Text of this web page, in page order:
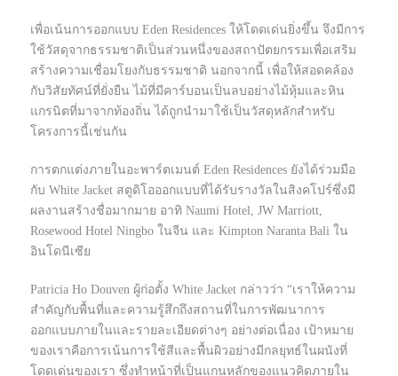
เพื่อเน้นการออกแบบ Eden Residences ให้โดดเด่นยิ่งขึ้น จึงมีการ
ใช้วัสดุจากธรรมชาติเป็นส่วนหนึ่งของสถาปัตยกรรมเพื่อเสริม
สร้างความเชื่อมโยงกับธรรมชาติ นอกจากนี้ เพื่อให้สอดคล้อง
กับวิสัยทัศน์ที่ยั่งยืน ไม้ที่มีคาร์บอนเป็นลบอย่างไม้หุ้มและหิน
แกรนิตที่มาจากท้องถิ่น ได้ถูกนำมาใช้เป็นวัสดุหลักสำหรับ
โครงการนี้เช่นกัน
การตกแต่งภายในอะพาร์ตเมนต์ Eden Residences ยังได้ร่วมมือ
กับ White Jacket สตูดิโอออกแบบที่ได้รับรางวัลในสิงคโปร์ซึ่งมี
ผลงานสร้างชื่อมากมาย อาทิ Naumi Hotel, JW Marriott,
Rosewood Hotel Ningbo ในจีน และ Kimpton Naranta Bali ใน
อินโดนีเซีย
Patricia Ho Douven ผู้ก่อตั้ง White Jacket กล่าวว่า “เราให้ความ
สำคัญกับพื้นที่และความรู้สึกถึงสถานที่ในการพัฒนาการ
ออกแบบภายในและรายละเอียดต่างๆ อย่างต่อเนื่อง เป้าหมาย
ของเราคือการเน้นการใช้สีและพื้นผิวอย่างมีกลยุทธ์ในผนังที่
โดดเด่นของเรา ซึ่งทำหน้าที่เป็นแกนหลักของแนวคิดภายใน